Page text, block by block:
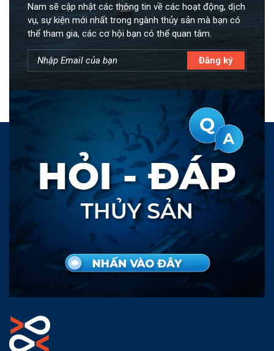
Nam sẽ cập nhật các thông tin về các hoạt động, dịch
vụ, sự kiện mới nhất trong ngành thủy sản mà bạn có
thể tham gia, các cơ hội bạn có thể quan tâm.